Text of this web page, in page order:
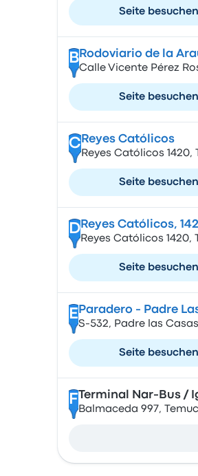
Seite besuchen
B Rodoviario de la
Calle Vicente Pérez
Seite besuchen
CReyes Católicos
Reyes Católicos 1420,
Seite besuchen
DReyes Católicos,
Reyes Católicos 1420,
Seite besuchen
E Paradero - Padre
S-532, Padre las
Seite besuchen
F Terminal Nar-Bus /
Balmaceda 997,